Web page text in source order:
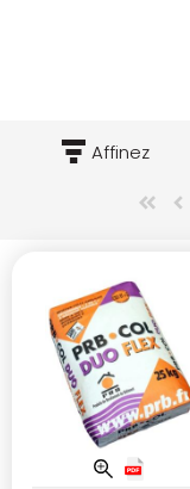
Affinez